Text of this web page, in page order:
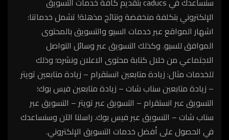
الإلكتروني بتكلفة منخفضة ونتائج مذهلة! تشمل خدماتنا:
اشهار المواقع عبر خدمات السيو والتسويق بالمحتوى
الموافق للسيو. وكذلك التسويق عبر وسائل التواصل
الاجتماعي من خلال كتابة محتوى الاعلان ونشره؛ وذلك
للخدمات مثال: زيادة متابعين انستقرام – زيادة متابعين تويتر
– زيادة متابعين سناب شات – زيادة متابعين فيس بوك؛
التسويق عبر انستقرام – التسويق عبر تويتر – التسويق عبر
سناب شات – التسويق عبر فيس بوك. راسلنا الآن وسنساعدك
في الحصول على أفضل خدمات التسويق الإلكتروني.